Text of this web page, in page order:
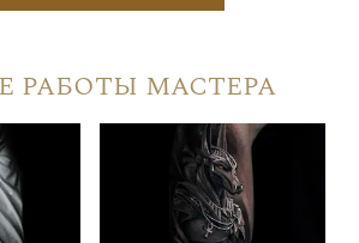
работы мастера